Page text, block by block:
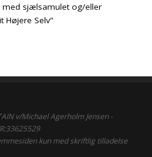
med sjælsamulet og/eller
Højere Selv”
v/Michael Agerholm Jensen -
kun med skriftlig tilladelse